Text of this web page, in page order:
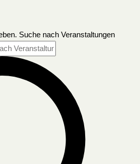
Suche nach Veranstaltungen